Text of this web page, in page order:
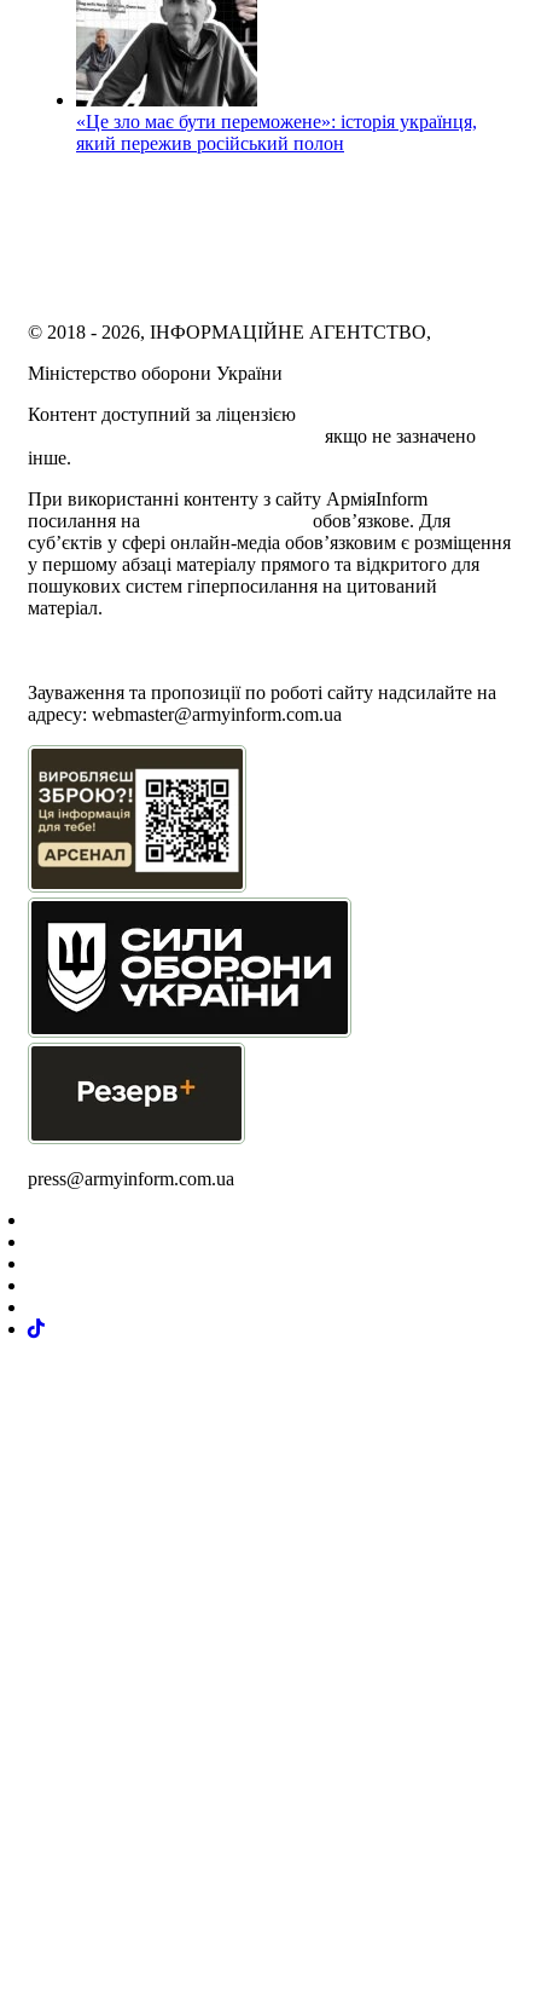
«Це зло має бути переможене»: історія українця,
який пережив російський полон
© 2018 - 2026, ІНФОРМАЦІЙНЕ АГЕНТСТВО,
Міністерство оборони України
Контент доступний за ліцензією
якщо не зазначено
інше.
При використанні контенту з сайту АрміяInform
посилання на
обов’язкове. Для
суб’єктів у сфері онлайн-медіа обов’язковим є розміщення
у першому абзаці матеріалу прямого та відкритого для
пошукових систем гіперпосилання на цитований
матеріал.
Зауваження та пропозиції по роботі сайту надсилайте на
адресу: webmaster@armyinform.com.ua
press@armyinform.com.ua